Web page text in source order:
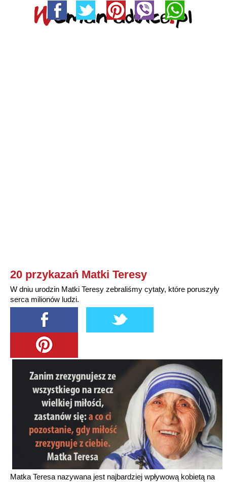
20 przykazań Matki Teresy
W dniu urodzin Matki Teresy zebraliśmy cytaty, które poruszyły
serca milionów ludzi.
Matka Teresa nazywana jest najbardziej wpływową kobietą na